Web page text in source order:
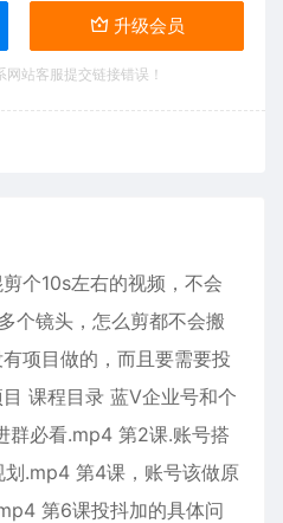
升级会员
站客服提交链接错误！
个10s左右的视频，不会
个镜头，怎么剪都不会搬
项目做的，而且要需要投
课程目录 蓝V企业号和个
群必看.mp4 第2课.账号搭
.mp4 第4课，账号该做原
第6课投抖加的具体问